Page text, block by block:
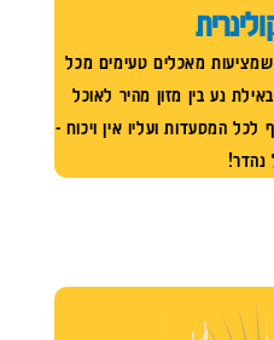
מאכלים טעימים מכל
נע בין מזון מהיר לאוכל
המסעדות ועליו אין ויכוח -
נהדר!